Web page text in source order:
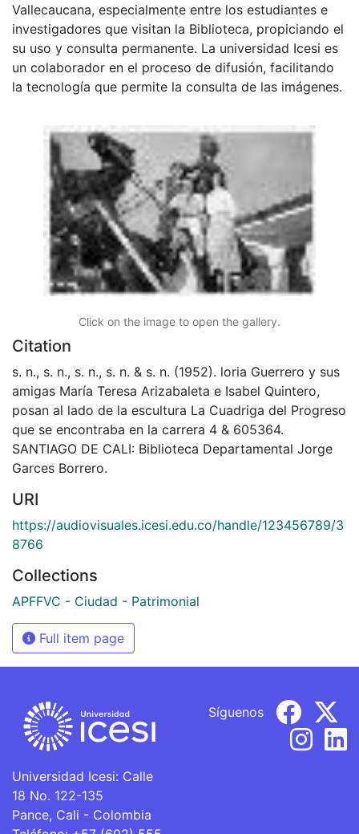
Vallecaucana, especialmente entre los estudiantes e
investigadores que visitan la Biblioteca, propiciando el
su uso y consulta permanente. La universidad Icesi es
un colaborador en el proceso de difusión, facilitando
la tecnología que permite la consulta de las imágenes.
Click on the image to open the gallery.
Citation
s. n., s. n., s. n., s. n. & s. n. (1952). loria Guerrero y sus
amigas María Teresa Arizabaleta e Isabel Quintero,
posan al lado de la escultura La Cuadriga del Progreso
que se encontraba en la carrera 4 & 605364.
SANTIAGO DE CALI: Biblioteca Departamental Jorge
Garces Borrero.
URI
https://audiovisuales.icesi.edu.co/handle/123456789/3
8766
Collections
APFFVC - Ciudad - Patrimonial
Full item page
Universidad Icesi: Calle
18 No. 122-135
Pance, Cali - Colombia
Síguenos